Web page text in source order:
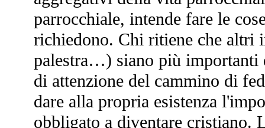
parrocchiale, intende fare le
richiedono. Chi ritiene che altri
palestra…) siano più importanti
di attenzione del cammino di
dare alla propria esistenza
obbligato a diventare cristiano.